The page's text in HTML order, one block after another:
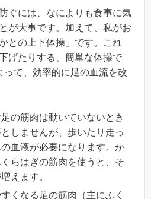
ぐには、なによりも食事に気
が大事です。加えて、私がお
との上下体操」です。これ
げたりする、簡単な体操で
て、効率的に足の血流を改
の筋肉は動いていないとき
しませんが、歩いたり走っ
血液が必要になります。か
らはぎの筋肉を使うと、そ
えます。
くなる足の筋肉（主にふく